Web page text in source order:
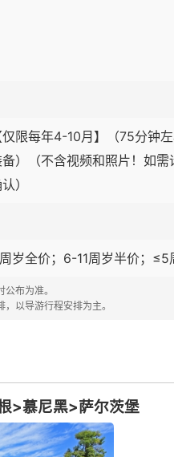
限每年4-10月】（75分钟
）（不含视频和照片！如需
）
岁全价；6-11周岁半价；≤5
布为准。
以导游行程安排为主。
>慕尼黑>萨尔茨堡